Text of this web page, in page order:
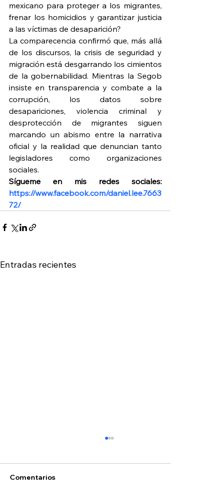
mexicano para proteger a los migrantes,
frenar los homicidios y garantizar justicia
a las víctimas de desaparición?
La comparecencia confirmó que, más allá
de los discursos, la crisis de seguridad y
migración está desgarrando los cimientos
de la gobernabilidad. Mientras la Segob
insiste en transparencia y combate a la
corrupción, los datos sobre
desapariciones, violencia criminal y
desprotección de migrantes siguen
marcando un abismo entre la narrativa
oficial y la realidad que denuncian tanto
legisladores como organizaciones
sociales.
Sígueme en mis redes sociales:
https://www.facebook.com/daniel.lee.7663
72/
Entradas recientes
Comentarios